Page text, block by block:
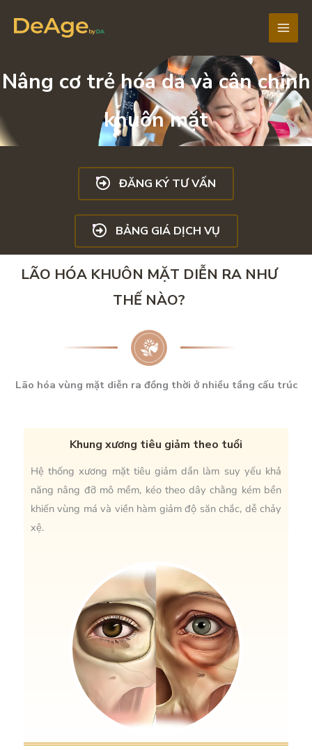
Main
Nâng cơ trẻ hóa da và cân chỉnh
khuôn mặt
ĐĂNG KÝ TƯ VẤN
BẢNG GIÁ DỊCH VỤ
LÃO HÓA KHUÔN MẶT DIỄN RA NHƯ
THẾ NÀO?
Lão hóa vùng mặt diễn ra đồng thời ở nhiều tầng cấu trúc
Khung xương tiêu giảm theo tuổi
Hệ thống xương mặt tiêu giảm dần làm suy yếu khả
năng nâng đỡ mô mềm, kéo theo dây chằng kém bền
khiến vùng má và viền hàm giảm độ săn chắc, dễ chảy
xệ.